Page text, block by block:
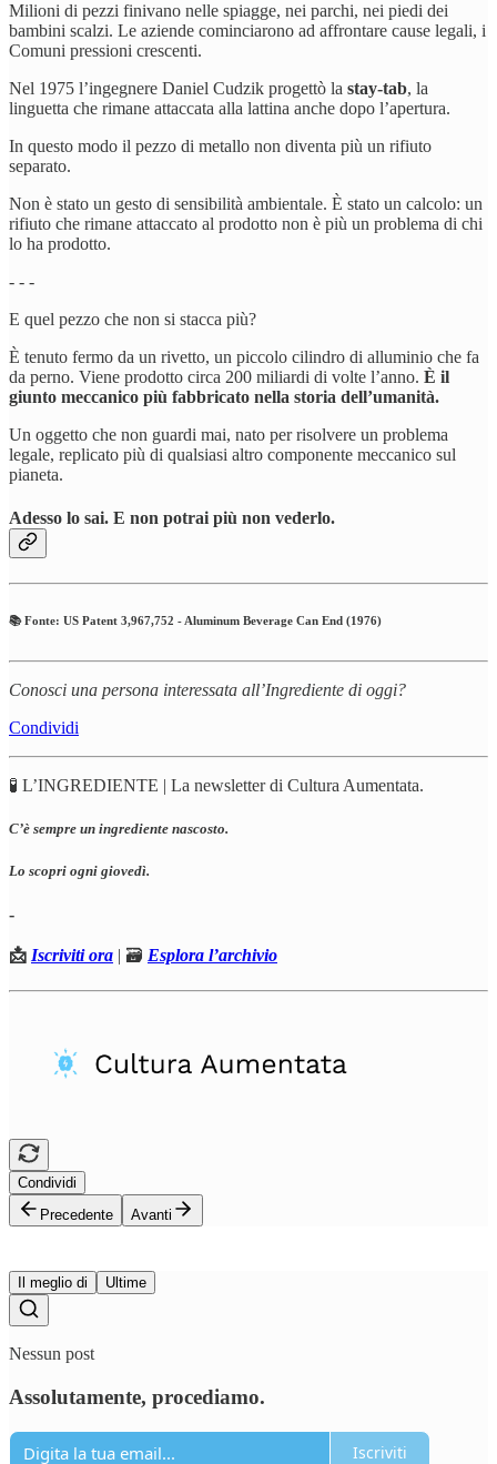
Milioni di pezzi finivano nelle spiagge, nei parchi, nei piedi dei
bambini scalzi. Le aziende cominciarono ad affrontare cause legali, i
Comuni pressioni crescenti.
Nel 1975 l’ingegnere Daniel Cudzik progettò la stay-tab, la
linguetta che rimane attaccata alla lattina anche dopo l’apertura.
In questo modo il pezzo di metallo non diventa più un rifiuto
separato.
Non è stato un gesto di sensibilità ambientale. È stato un calcolo: un
rifiuto che rimane attaccato al prodotto non è più un problema di chi
lo ha prodotto.
- - -
E quel pezzo che non si stacca più?
È tenuto fermo da un rivetto, un piccolo cilindro di alluminio che fa
da perno. Viene prodotto circa 200 miliardi di volte l’anno. È il
giunto meccanico più fabbricato nella storia dell’umanità.
Un oggetto che non guardi mai, nato per risolvere un problema
legale, replicato più di qualsiasi altro componente meccanico sul
pianeta.
Adesso lo sai. E non potrai più non vederlo.
📚 Fonte: US Patent 3,967,752 - Aluminum Beverage Can End (1976)
Conosci una persona interessata all’Ingrediente di oggi?
Condividi
🧪 L’INGREDIENTE | La newsletter di Cultura Aumentata.
C’è sempre un ingrediente nascosto.
Lo scopri ogni giovedì.
-
📩 Iscriviti ora | 🗃️ Esplora l’archivio
Condividi
Precedente
Avanti
Il meglio di Ultime
Nessun post
Assolutamente, procediamo.
Iscriviti